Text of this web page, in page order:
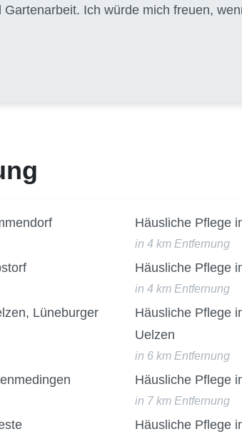
Ich würde mich freuen,
Häusliche Pflege
in 4 km Entfernung
Häusliche Pflege
in 4 km Entfernung
Lüneburger
Häusliche Pflege
Uelzen
in 6 km Entfernung
Häusliche Pflege
in 7 km Entfernung
Häusliche Pflege